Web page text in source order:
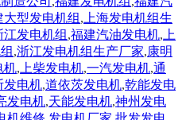
大型发电机组 , 上海发电机组生
江发电机组 ,福建汽油发电机, 上
,浙江发电机组生产厂家,康明
机, 上柴发电机,一汽发电机,通
发电机,道依茨发电机,乾能发电
发电机,天能发电机,神州发电